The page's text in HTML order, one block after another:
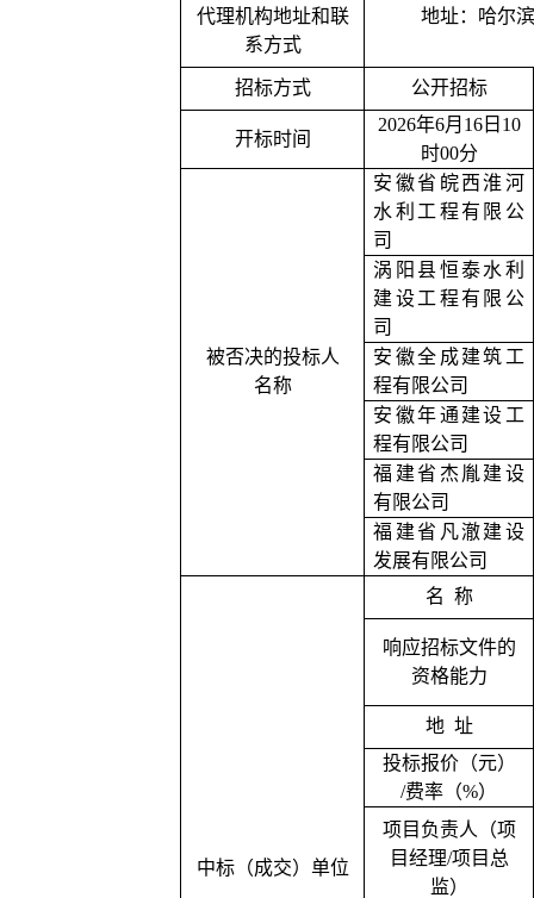
代理机构地址和联
系方式
地址：哈尔
招标方式 公开招标
开标时间
2026年6月16日10
时00分
被否决的投标人
名称
安徽省皖西淮河
水利工程有限公
司
涡阳县恒泰水利
建设工程有限公
司
安徽全成建筑工
程有限公司
安徽年通建设工
程有限公司
福建省杰胤建设
有限公司
福建省凡澈建设
发展有限公司
中标（成交）单位
名 称
响应招标文件的
资格能力
地 址
投标报价（元）
/费率（%）
项目负责人（项
目经理/项目总
监）